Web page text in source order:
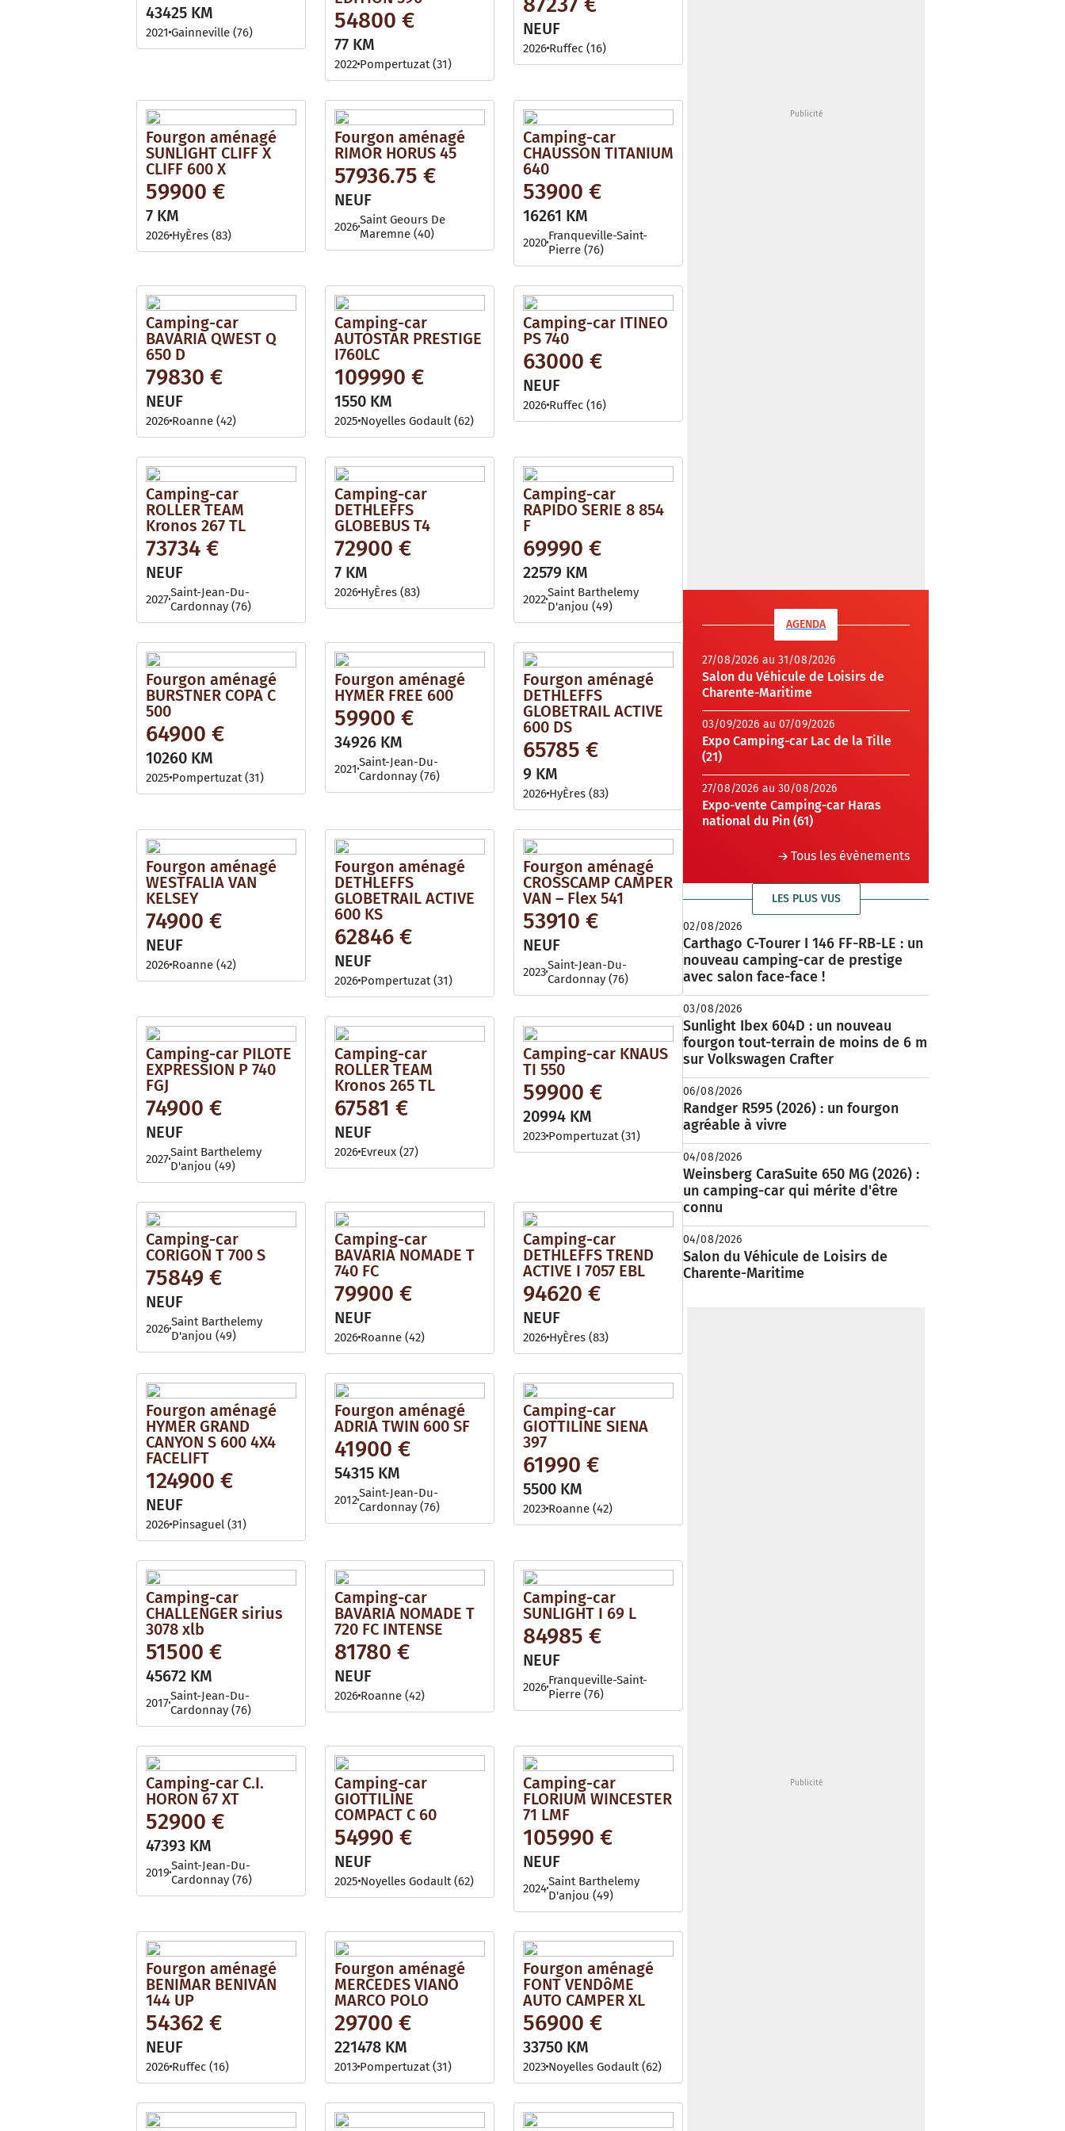
e
l
b
l
43425 KM
2021 Gainneville (76) 54800 €
77 KM
2022 Pompertuzat (31)
NEUF
2026 Ruffec (16)
Fourgon aménagé
SUNLIGHT CLIFF X
CLIFF 600 X
59900 €
7 KM
2026 HyÈres (83)
Fourgon aménagé
RIMOR HORUS 45
57936.75 €
NEUF
2026Saint Geours De
Maremne (40)
Camping-car
CHAUSSON TITANIUM
640
53900 €
16261 KM
2020Franqueville-Saint-
Pierre (76)
Camping-car
BAVARIA QWEST Q
650 D
79830 €
NEUF
2026 Roanne (42)
Camping-car
AUTOSTAR PRESTIGE
I760LC
109990 €
1550 KM
2025 Noyelles Godault (62)
Camping-car ITINEO
PS 740
63000 €
NEUF
2026 Ruffec (16)
Camping-car
ROLLER TEAM
Kronos 267 TL
73734 €
NEUF
2027Saint-Jean-Du-
Cardonnay (76)
Camping-car
DETHLEFFS
GLOBEBUS T4
72900 €
7 KM
2026 HyÈres (83)
Camping-car
RAPIDO SERIE 8 854
F
69990 €
22579 KM
2022Saint Barthelemy
D'anjou (49)
Fourgon aménagé
BURSTNER COPA C
500
64900 €
10260 KM
2025 Pompertuzat (31)
Fourgon aménagé
HYMER FREE 600
59900 €
34926 KM
2021 Saint-Jean-Du-
Cardonnay (76)
Fourgon aménagé
DETHLEFFS
GLOBETRAIL ACTIVE
600 DS
65785 €
9 KM
2026 HyÈres (83)
Fourgon aménagé
WESTFALIA VAN
KELSEY
74900 €
NEUF
2026 Roanne (42)
Fourgon aménagé
DETHLEFFS
GLOBETRAIL ACTIVE
600 KS
62846 €
NEUF
2026 Pompertuzat (31)
Fourgon aménagé
CROSSCAMP CAMPER
VAN – Flex 541
53910 €
NEUF
2023Saint-Jean-Du-
Cardonnay (76)
Camping-car PILOTE
EXPRESSION P 740
FGJ
74900 €
NEUF
2027Saint Barthelemy
D'anjou (49)
Camping-car
ROLLER TEAM
Kronos 265 TL
67581 €
NEUF
2026 Evreux (27)
Camping-car KNAUS
TI 550
59900 €
20994 KM
2023 Pompertuzat (31)
Camping-car
CORIGON T 700 S
75849 €
NEUF
2026Saint Barthelemy
D'anjou (49)
Camping-car
BAVARIA NOMADE T
740 FC
79900 €
NEUF
2026 Roanne (42)
Camping-car
DETHLEFFS TREND
ACTIVE I 7057 EBL
94620 €
NEUF
2026 HyÈres (83)
Fourgon aménagé
HYMER GRAND
CANYON S 600 4X4
FACELIFT
124900 €
NEUF
2026 Pinsaguel (31)
Fourgon aménagé
ADRIA TWIN 600 SF
41900 €
54315 KM
2012Saint-Jean-Du-
Cardonnay (76)
Camping-car
GIOTTILINE SIENA
397
61990 €
5500 KM
2023 Roanne (42)
Camping-car
CHALLENGER sirius
3078 xlb
51500 €
45672 KM
2017Saint-Jean-Du-
Cardonnay (76)
Camping-car
BAVARIA NOMADE T
720 FC INTENSE
81780 €
NEUF
2026 Roanne (42)
Camping-car
SUNLIGHT I 69 L
84985 €
NEUF
2026Franqueville-Saint-
Pierre (76)
Camping-car C.I.
HORON 67 XT
52900 €
47393 KM
2019Saint-Jean-Du-
Cardonnay (76)
Camping-car
GIOTTILINE
COMPACT C 60
54990 €
NEUF
2025 Noyelles Godault (62)
Camping-car
FLORIUM WINCESTER
71 LMF
105990 €
NEUF
2024Saint Barthelemy
D'anjou (49)
Fourgon aménagé
BENIMAR BENIVAN
144 UP
54362 €
NEUF
2026 Ruffec (16)
Fourgon aménagé
MERCEDES VIANO
MARCO POLO
29700 €
221478 KM
2013 Pompertuzat (31)
Fourgon aménagé
FONT VENDôME
AUTO CAMPER XL
56900 €
33750 KM
2023 Noyelles Godault (62)
AGENDA
27/08/2026 au 31/08/2026
Salon du Véhicule de Loisirs de
Charente-Maritime
03/09/2026 au 07/09/2026
Expo Camping-car Lac de la Tille
(21)
27/08/2026 au 30/08/2026
Expo-vente Camping-car Haras
national du Pin (61)
Tous les évènements
LES PLUS VUS
02/08/2026
Carthago C-Tourer I 146 FF-RB-LE : un
nouveau camping-car de prestige
avec salon face-face !
03/08/2026
Sunlight Ibex 604D : un nouveau
fourgon tout-terrain de moins de 6 m
sur Volkswagen Crafter
06/08/2026
Randger R595 (2026) : un fourgon
agréable à vivre
04/08/2026
Weinsberg CaraSuite 650 MG (2026) :
un camping-car qui mérite d'être
connu
04/08/2026
Salon du Véhicule de Loisirs de
Charente-Maritime